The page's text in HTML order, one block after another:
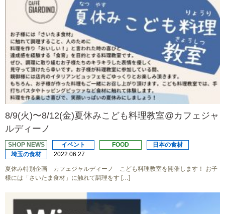
8/9(火)〜8/12(金)夏休みこども料理教室@カフェジャ
ルディーノ
SHOP NEWS イベント FOOD
日本の食材
埼玉の食材
2022.06.27
夏休み特別企画 カフェジャルディーノ こども料理教室を開催します！ お子
様には「さいたま食材」に触れて調理をす […]